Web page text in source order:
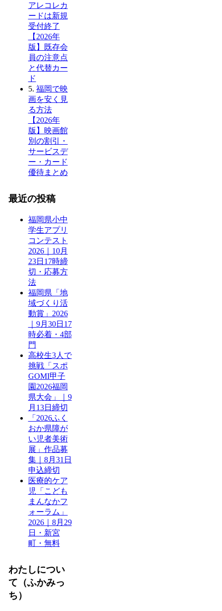
アレコレカ
ードは新規
受付終了
【2026年
版】既存会
員の注意点
と代替カー
ド
5. 福岡で映
画を安く見
る方法
【2026年
版】映画館
別の割引・
サービスデ
ー・カード
優待まとめ
最近の投稿
福岡県小中
学生アプリ
コンテスト
2026｜10月
23日17時締
切・応募方
法
福岡県「地
域づくり活
動賞」2026
｜9月30日17
時必着・4部
門
高校生3人で
挑戦「スポ
GOMI甲子
園2026福岡
県大会」｜9
月13日締切
「2026ふく
おか県障が
い児者美術
展」作品募
集｜8月31日
申込締切
医療的ケア
児「こども
まんなかフ
ォーラム」
2026｜8月29
日・新宮
町・無料
わたしについ
て（ふかみっ
ち）